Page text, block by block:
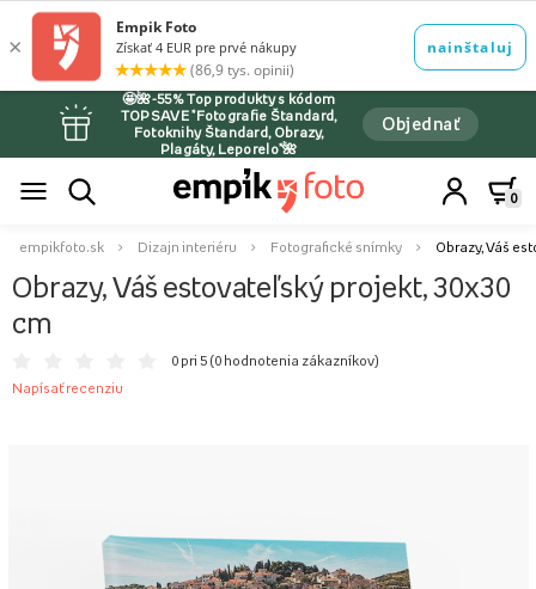
🤩🌺-55% Top produkty s kódom
TOPSAVE *Fotografie Štandard,
Fotoknihy Štandard, Obrazy,
Plagáty, Leporelo*🌺
Objednať
0
empikfoto.sk Dizajn interiéru Fotografické snímky Obrazy, Váš
Obrazy, Váš estovateľský projekt, 30x30
cm
0 pri 5 (0 hodnotenia zákazníkov)
Napísať recenziu